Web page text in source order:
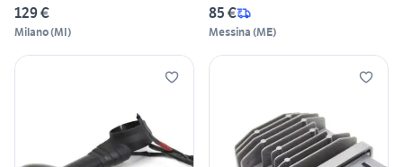
129 €
Milano(MI)
85 €
Messina (ME)